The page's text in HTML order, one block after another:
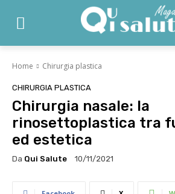
Home Chirurgia plastica
CHIRURGIA PLASTICA
Chirurgia nasale: la
rinosettoplastica tra
ed estetica
Da Qui Salute 10/11/2021